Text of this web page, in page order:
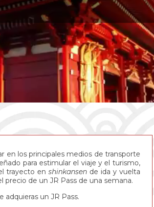
en los principales medios de transporte
para estimular el viaje y el turismo,
trayecto en shinkansende ida y vuelta
de un JR Pass de una semana.
un JR Pass.